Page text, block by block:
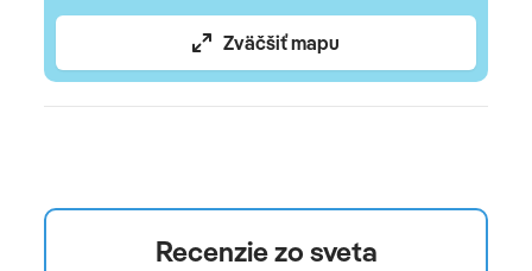
Zväčšiť mapu
Recenzie zo sveta